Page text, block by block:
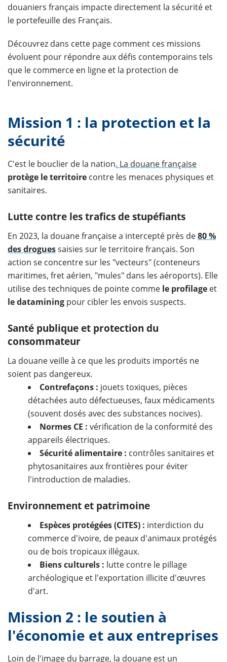
douaniers français impacte directement la sécurité et
le portefeuille des Français.
Découvrez dans cette page comment ces missions
évoluent pour répondre aux défis contemporains tels
que le commerce en ligne et la protection de
l'environnement.
Mission 1 : la protection et la
sécurité
C'est le bouclier de la nation. La douane française
protège le territoire contre les menaces physiques et
sanitaires.
Lutte contre les trafics de stupéfiants
En 2023, la douane française a intercepté près de80 %
des droguessaisies sur le territoire français. Son
action se concentre sur les "vecteurs" (conteneurs
maritimes, fret aérien, "mules" dans les aéroports). Elle
utilise des techniques de pointe comme le profilage et
le datamining pour cibler les envois suspects.
Santé publique et protection du
consommateur
La douane veille à ce que les produits importés ne
soient pas dangereux.
Contrefaçons : jouets toxiques, pièces
détachées auto défectueuses, faux médicaments
(souvent dosés avec des substances nocives).
Normes CE : vérification de la conformité des
appareils électriques.
Sécurité alimentaire : contrôles sanitaires et
phytosanitaires aux frontières pour éviter
l'introduction de maladies.
Environnement et patrimoine
Espèces protégées (CITES) : interdiction du
commerce d'ivoire, de peaux d'animaux protégés
ou de bois tropicaux illégaux.
Biens culturels : lutte contre le pillage
archéologique et l'exportation illicite d'œuvres
d'art.
Mission 2 : le soutien à
l'économie et aux entreprises
Loin de l'image du barrage, la douane est un